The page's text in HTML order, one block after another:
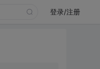
登录/注册